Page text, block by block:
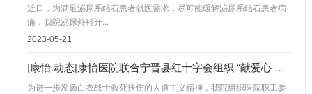
近日，为满足泌尿系结石患者就医需求，尽可能缓解泌尿系结石患者病
痛，我院泌尿外科开...
2023-05-21
|康怡.动态|康怡医院联合宁晋县红十字会组织 “献爱心 送温暖”活动
为进一步发扬白衣战士救死扶伤的人道主义精神，我院组织医院职工参